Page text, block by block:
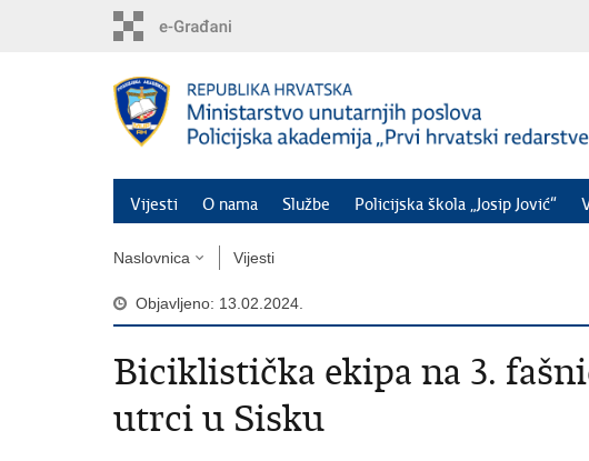
Vijesti O nama Službe Policijska škola „Josip Jović“
Naslovnica Vijesti
Objavljeno: 13.02.2024.
Biciklistička ekipa na 3.
utrci u Sisku